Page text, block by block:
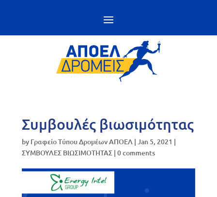
Συμβουλές βιωσιμότητας
by Γραφείο Τύπου Δρομέων ΑΠΟΕΛ | Jan 5, 2021 |
ΣΥΜΒΟΥΛΕΣ ΒΙΩΣΙΜΟΤΗΤΑΣ| 0 comments